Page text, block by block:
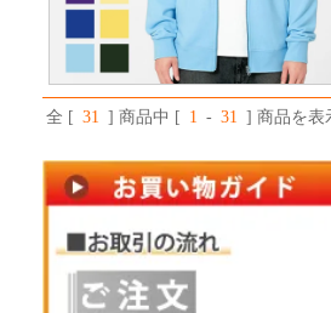
全 [ 31 ] 商品中 [ 1 - 31 ] 商品を表